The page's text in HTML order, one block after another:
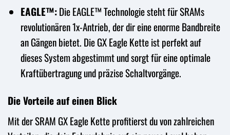
EAGLE™:Die EAGLE™ Technologie steht für SRAMs
revolutionären 1x-Antrieb, der dir eine enorme Bandbreite
an Gängen bietet. Die GX Eagle Kette ist perfekt auf
dieses System abgestimmt und sorgt für eine optimale
Kraftübertragung und präzise Schaltvorgänge.
Die Vorteile auf einen Blick
Mit der SRAM GX Eagle Kette profitierst du von zahlreichen